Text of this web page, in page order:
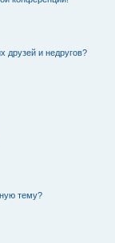
друзей и недругов?
тему?